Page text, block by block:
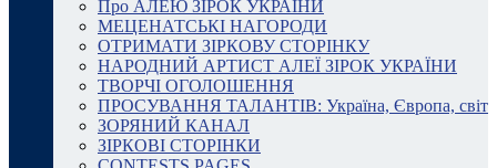
Про АЛЕЮ ЗІРОК УКРАЇНИ
МЕЦЕНАТСЬКІ НАГОРОДИ
ОТРИМАТИ ЗІРКОВУ СТОРІНКУ
НАРОДНИЙ АРТИСТ АЛЕЇ ЗІРОК УКРАЇНИ
ТВОРЧІ ОГОЛОШЕННЯ
ПРОСУВАННЯ ТАЛАНТІВ: Україна, Європа, світ
ЗОРЯНИЙ КАНАЛ
ЗІРКОВІ СТОРІНКИ